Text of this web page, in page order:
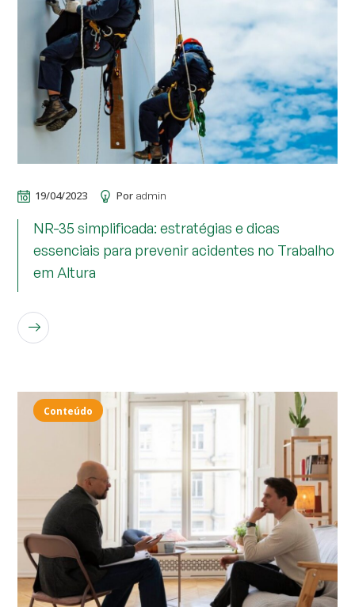
19/04/2023 Por admin
NR-35 simplificada: estratégias e dicas
essenciais para prevenir acidentes no Trabalho
em Altura
Conteúdo